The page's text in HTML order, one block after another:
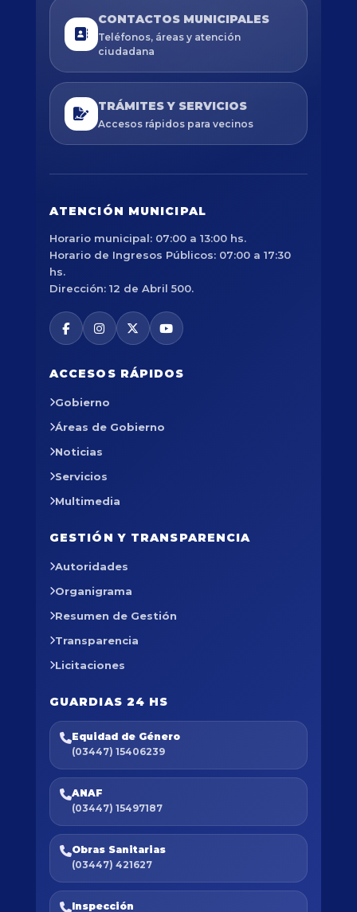
CONTACTOS MUNICIPALES
Teléfonos, áreas y atención
ciudadana
TRÁMITES Y SERVICIOS
Accesos rápidos para vecinos
ATENCIÓN MUNICIPAL
Horario municipal: 07:00 a 13:00 hs.
Horario de Ingresos Públicos: 07:00 a 17:30
hs.
Dirección: 12 de Abril 500.
ACCESOS RÁPIDOS
Gobierno
Áreas de Gobierno
Noticias
Servicios
Multimedia
GESTIÓN Y TRANSPARENCIA
Autoridades
Organigrama
Resumen de Gestión
Transparencia
Licitaciones
GUARDIAS 24 HS
Equidad de Género
(03447) 15406239
ANAF
(03447) 15497187
Obras Sanitarias
(03447) 421627
Inspección